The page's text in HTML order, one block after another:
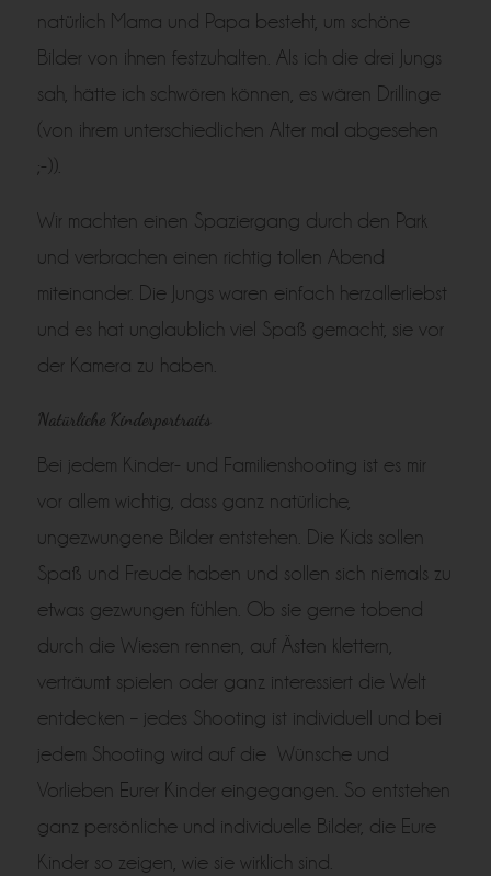
natürlich Mama und Papa besteht, um schöne
Bilder von ihnen festzuhalten. Als ich die drei Jungs
sah, hätte ich schwören können, es wären Drillinge
(von ihrem unterschiedlichen Alter mal abgesehen
;-)).
Wir machten einen Spaziergang durch den Park
und verbrachen einen richtig tollen Abend
miteinander. Die Jungs waren einfach herzallerliebst
und es hat unglaublich viel Spaß gemacht, sie vor
der Kamera zu haben.
Natürliche Kinderportraits
Bei jedem Kinder- und Familienshooting ist es mir
vor allem wichtig, dass ganz natürliche,
ungezwungene Bilder entstehen. Die Kids sollen
Spaß und Freude haben und sollen sich niemals zu
etwas gezwungen fühlen. Ob sie gerne tobend
durch die Wiesen rennen, auf Ästen klettern,
verträumt spielen oder ganz interessiert die Welt
entdecken – jedes Shooting ist individuell und bei
jedem Shooting wird auf die Wünsche und
Vorlieben Eurer Kinder eingegangen. So entstehen
ganz persönliche und individuelle Bilder, die Eure
Kinder so zeigen, wie sie wirklich sind.